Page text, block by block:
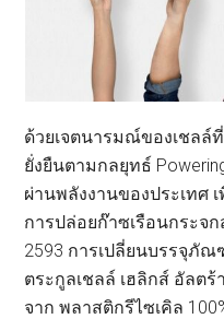
ด้วยเจตนารมณ์ของเชลล์
ยั่งยืนตามกลยุทธ์
ผ่านพลังงานของประเทศ
การปล่อยก๊าซเรือนกระจ
2593 การเปลี่ยนบรรจุภั
ตระกูลเชลล์ เฮลิกส์ อัลต
จาก พลาสติกรีไซเคิล